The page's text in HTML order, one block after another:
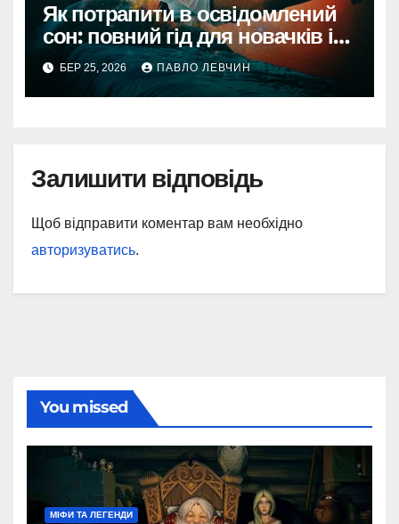
Як потрапити в освідомлений
сон: повний гід для новачків і
профі
БЕР 25, 2026 ПАВЛО ЛЕВЧИН
Залишити відповідь
Щоб відправити коментар вам необхідно
авторизуватись.
You missed
МІФИ ТА ЛЕГЕНДИ